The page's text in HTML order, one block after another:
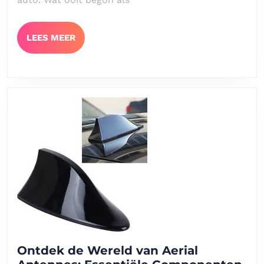
LEES MEERLEES
MEER
Ontdek de Wereld van Aerial